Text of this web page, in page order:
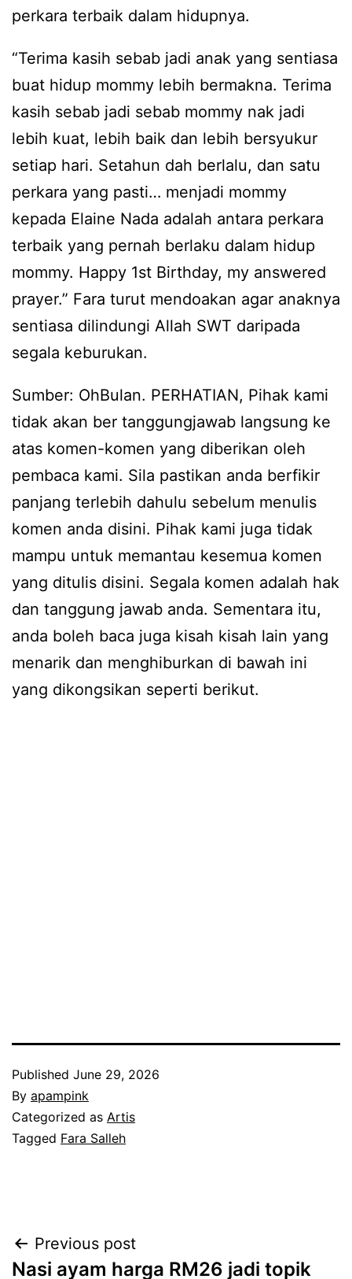
perkara terbaik dalam hidupnya.
“Terima kasih sebab jadi anak yang sentiasa
buat hidup mommy lebih bermakna. Terima
kasih sebab jadi sebab mommy nak jadi
lebih kuat, lebih baik dan lebih bersyukur
setiap hari. Setahun dah berlalu, dan satu
perkara yang pasti… menjadi mommy
kepada Elaine Nada adalah antara perkara
terbaik yang pernah berlaku dalam hidup
mommy. Happy 1st Birthday, my answered
prayer.” Fara turut mendoakan agar anaknya
sentiasa dilindungi Allah SWT daripada
segala keburukan.
Sumber: OhBulan. PERHATIAN, Pihak kami
tidak akan ber tanggungjawab langsung ke
atas komen-komen yang diberikan oleh
pembaca kami. Sila pastikan anda berfikir
panjang terlebih dahulu sebelum menulis
komen anda disini. Pihak kami juga tidak
mampu untuk memantau kesemua komen
yang ditulis disini. Segala komen adalah hak
dan tanggung jawab anda. Sementara itu,
anda boleh baca juga kisah kisah lain yang
menarik dan menghiburkan di bawah ini
yang dikongsikan seperti berikut.
Published June 29, 2026
By apampink
Categorized as Artis
Tagged Fara Salleh
Post
Previous post
Nasi ayam harga RM26 jadi topik